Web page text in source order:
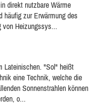
direkt nutzbare Wärme
häufig zur Erwärmung des
von Heizungssys...
Lateinischen. "Sol" heißt
eine Technik, welche die
Sonnenstrahlen können
o...